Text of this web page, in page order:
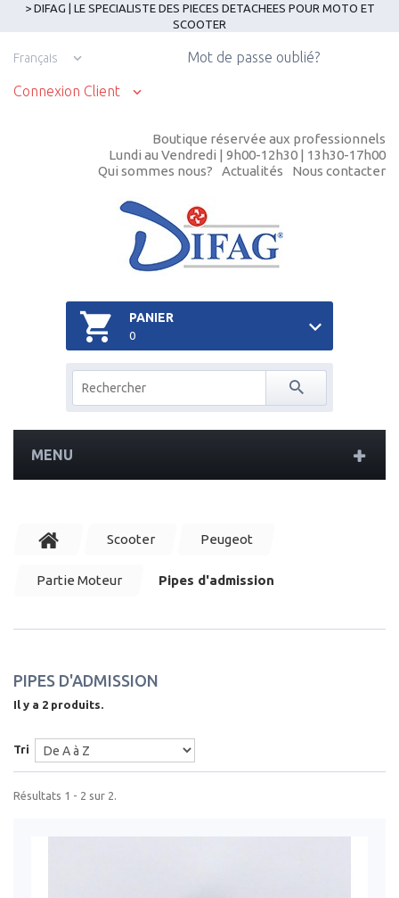
> DIFAG | LE SPECIALISTE DES PIECES DETACHEES POUR MOTO ET
SCOOTER
Français
Connexion Client
Mot de passe oublié?
Boutique réservée aux professionnels
Lundi au Vendredi | 9h00-12h30 | 13h30-17h00
Qui sommes nous?
Actualités Nous contacter
PANIER
0
MENU
Scooter Peugeot
Partie Moteur Pipes d'admission
PIPES D'ADMISSION
Il y a 2 produits.
Tri
Résultats 1 - 2 sur 2.